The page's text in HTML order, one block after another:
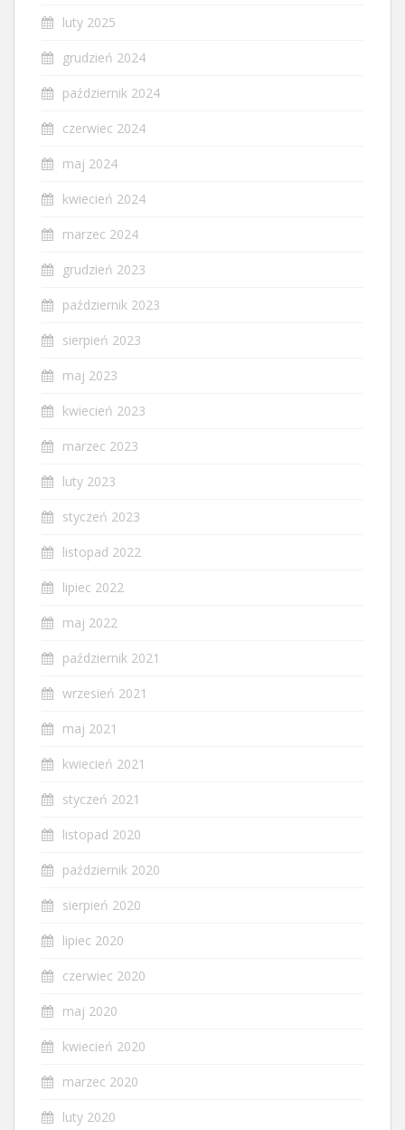
luty 2025
grudzień 2024
październik 2024
czerwiec 2024
maj 2024
kwiecień 2024
marzec 2024
grudzień 2023
październik 2023
sierpień 2023
maj 2023
kwiecień 2023
marzec 2023
luty 2023
styczeń 2023
listopad 2022
lipiec 2022
maj 2022
październik 2021
wrzesień 2021
maj 2021
kwiecień 2021
styczeń 2021
listopad 2020
październik 2020
sierpień 2020
lipiec 2020
czerwiec 2020
maj 2020
kwiecień 2020
marzec 2020
luty 2020